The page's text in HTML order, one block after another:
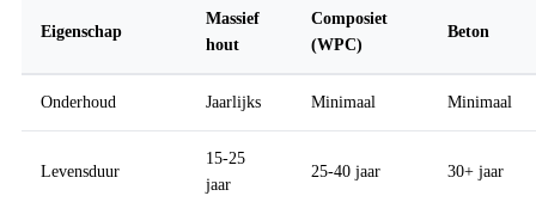
Eigenschap
Massief
hout
Composiet
(WPC)
Beton
Onderhoud Jaarlijks Minimaal Minimaal
Levensduur
15-25
jaar
25-40 jaar 30+ jaar